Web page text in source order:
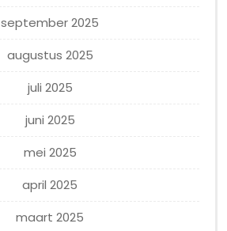
september 2025
augustus 2025
juli 2025
juni 2025
mei 2025
april 2025
maart 2025